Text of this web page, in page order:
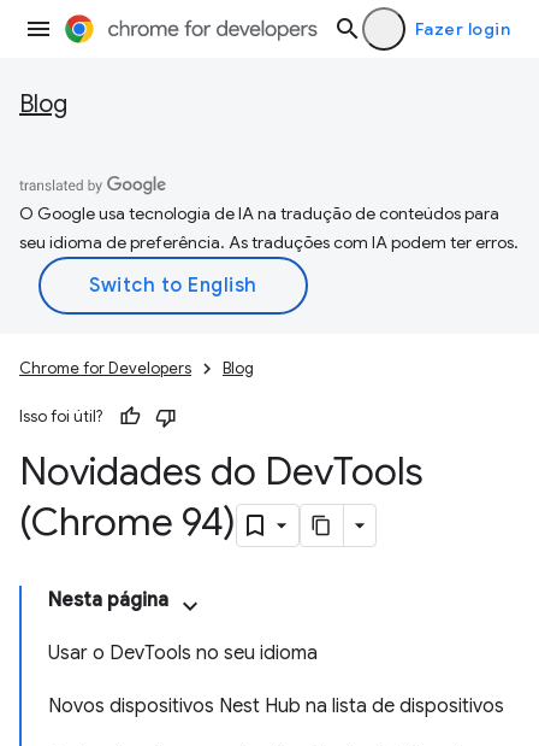
Fazer login
Blog
O Google usa tecnologia de IA na tradução de conteúdos para
seu idioma de preferência. As traduções com IA podem ter erros.
Chrome for Developers Blog
Isso foi útil?
Novidades do DevTools
(Chrome 94)
Nesta página
Usar o DevTools no seu idioma
Novos dispositivos Nest Hub na lista de dispositivos